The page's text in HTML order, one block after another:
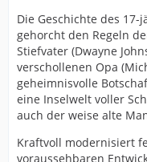
Die Geschichte des 17-
gehorcht den Regeln
Stiefvater (Dwayne
verschollenen Opa
geheimnisvolle
eine Inselwelt voller
auch der weise alte
Kraftvoll modernisiert
voraussehbaren